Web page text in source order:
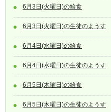
6月3日(火曜日)の給食
6月3日(火曜日)の生徒のようす
6月4日(水曜日)の給食
6月4日(水曜日)の生徒のようす
6月5日(木曜日)の給食
6月5日(木曜日)の生徒のようす